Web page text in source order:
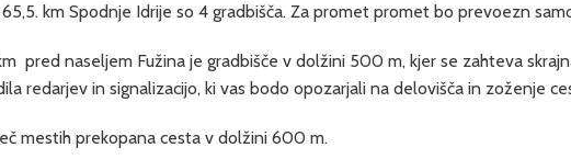
km Spodnje Idrije so 4 gradbišča. Za promet promet bo prevoezn
pred naseljem Fužina je gradbišče v dolžini 500 m, kjer se zahteva
redarjev in signalizacijo, ki vas bodo opozarjali na delovišča in zoženje
mestih prekopana cesta v dolžini 600 m.